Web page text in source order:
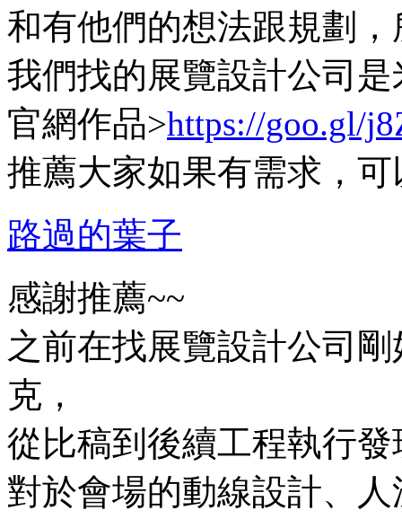
和有他們的想法跟規劃
我們找的展覽設計公司是
官網作品>https://goo.gl/
推薦大家如果有需求，
路過的葉子
感謝推薦~~
之前在找展覽設計公司
克，
從比稿到後續工程執行
對於會場的動線設計、